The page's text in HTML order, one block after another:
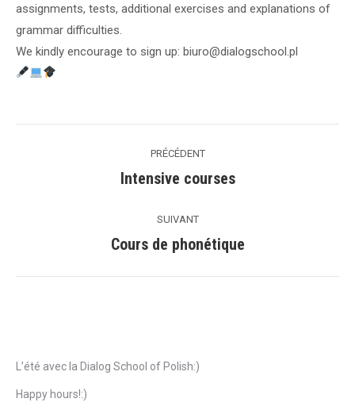
assignments, tests, additional exercises and explanations of
grammar difficulties.
We kindly encourage to sign up: biuro@dialogschool.pl
commentaire
PRÉCÉDENT
Précédent
Intensive courses
SUIVANT
Suivant
Cours de phonétique
L’été avec la Dialog School of Polish:)
Happy hours!:)